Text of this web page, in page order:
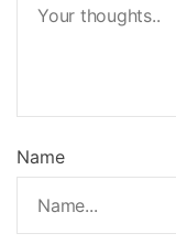
Name